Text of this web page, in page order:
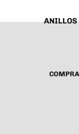
DIJES Y
SET DE
ANILLOS